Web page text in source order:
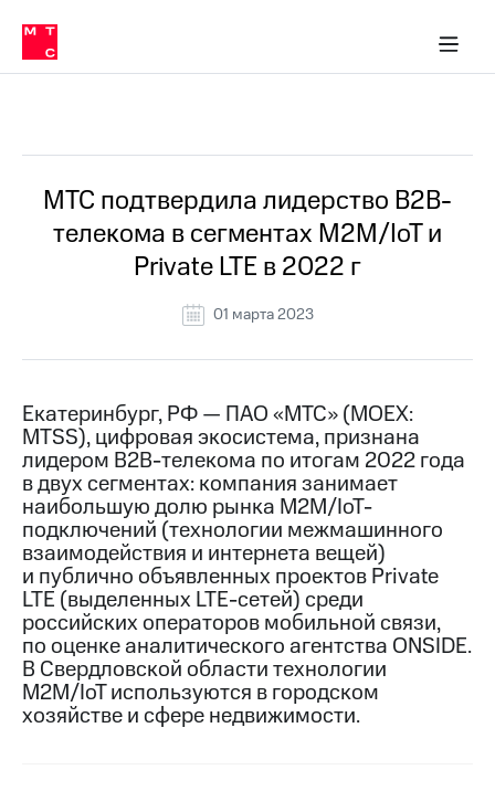
Медиа-центр
и акционерам
Устойчивое развитие
Комплаенс и деловая этика
компании
Карьера
История
компании
Руководство
информация
Контакты
Медиа-центр
Пресс-
релизы
МТС
о технологиях
Достижения
Интервью
Финансовая
отчетность
в МТС
Пресс-
релизы
о технологиях
МТС подтвердила лидерство B2B-
телекома в сегментах M2M/IoT и
Private LTE в 2022 г
01 марта 2023
Екатеринбург, РФ — ПАО «МТС» (MOEX:
MTSS), цифровая экосистема, признана
лидером B2B-телекома по итогам 2022 года
в двух сегментах: компания занимает
наибольшую долю рынка M2M/IoT-
подключений (технологии межмашинного
взаимодействия и интернета вещей)
и публично объявленных проектов Private
LTE (выделенных LTE-сетей) среди
российских операторов мобильной связи,
по оценке аналитического агентства ONSIDE.
В Свердловской области технологии
M2M/IoT используются в городском
хозяйстве и сфере недвижимости.